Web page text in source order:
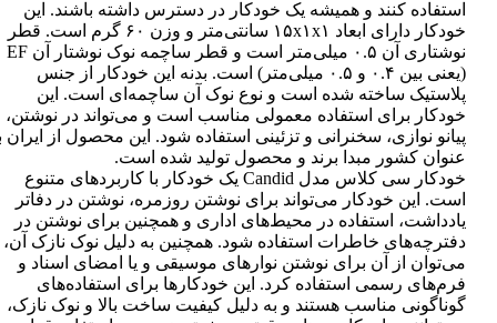
استفاده کنند و همیشه یک خودکار در دسترس داشته باشند. این
خودکار دارای ابعاد ۱۵x۱x۱ سانتی‌متر و وزن ۶۰ گرم است. قطر
نوشتاری آن ۰.۵ میلی‌متر است و قطر ساچمه نوک نوشتار آن EF
(یعنی بین ۰.۴ و ۰.۵ میلی‌متر) است. بدنه این خودکار از جنس
پلاستیک ساخته شده است و نوع نوک آن ساچمه‌ای است. این
خودکار برای استفاده معمولی مناسب است و می‌تواند در نوشتن،
پیانو نوازی، سخنرانی و تزئینی استفاده شود. این محصول از ایران
عنوان کشور مبدا برند و محصول تولید شده است.
خودکار سی کلاس مدل Candid یک خودکار با کاربردهای متنوع
است. این خودکار می‌تواند برای نوشتن روزمره، نوشتن در دفاتر
یادداشت، استفاده در محیط‌های اداری و همچنین برای نوشتن در
دفترچه‌های خاطرات استفاده شود. همچنین به دلیل نوک نازک آن،
می‌توان از آن برای نوشتن نوارهای موسیقی و یا امضای اسناد و
فرم‌های رسمی استفاده کرد. این خودکارها برای استفاده‌های
گوناگونی مناسب هستند و به دلیل کیفیت ساخت بالا و نوک نازک،